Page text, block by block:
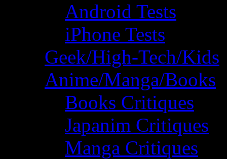
Android Tests
iPhone Tests
Geek/High-Tech/Kids
Anime/Manga/Books
Books Critiques
Japanim Critiques
Manga Critiques